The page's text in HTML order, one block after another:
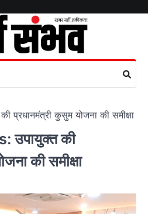
प्रधानमंत्री कुसुम योजना की समीक्षा
उपायुक्त की
की समीक्षा